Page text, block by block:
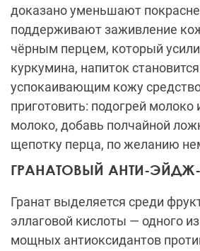
доказано уменьшают
поддерживают заживление
чёрным перцем, который
куркумина, напиток
успокаивающим кожу
приготовить: подогрей молоко
молоко, добавь полчайной
щепотку перца, по желанию
ГРАНАТОВЫЙ АНТИ-
Гранат выделяется среди
эллаговой кислоты — одного
мощных антиоксидантов